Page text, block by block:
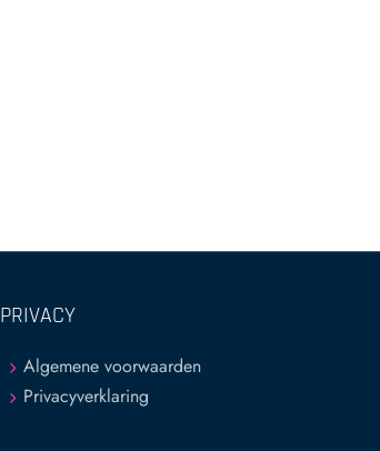
PRIVACY
Algemene voorwaarden
Privacyverklaring